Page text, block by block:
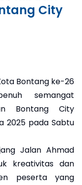
City
Bontang ke-26
semangat
Bontang City
2025 pada Sabtu
Jalan Ahmad
kreativitas dan
peserta yang